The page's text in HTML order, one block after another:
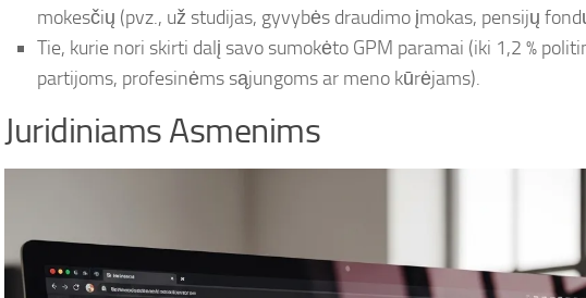
mokesčių (pvz., už studijas, gyvybės draudimo įmokas, pensijų
Tie, kurie nori skirti dalį savo sumokėto GPM paramai (iki 1,2 %
partijoms, profesinėms sąjungoms ar meno kūrėjams).
Juridiniams Asmenims